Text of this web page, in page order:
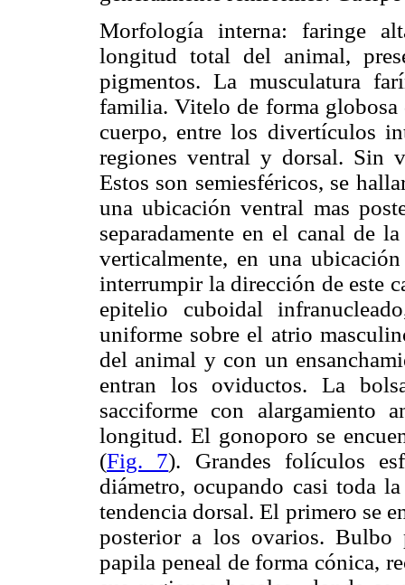
Morfología interna: faringe
longitud total del animal,
pigmentos. La musculatura
familia. Vitelo de forma
cuerpo, entre los divertículos
regiones ventral y dorsal. Sin
Estos son semiesféricos, se
una ubicación ventral mas
separadamente en el canal de
verticalmente, en una
interrumpir la dirección de este
epitelio cuboidal
uniforme sobre el atrio
del animal y con un
entran los oviductos. La
sacciforme con alargamiento
longitud. El gonoporo se
(Fig. 7). Grandes folículos
diámetro, ocupando casi toda
tendencia dorsal. El primero se
posterior a los ovarios. Bulbo
papila peneal de forma cónica,